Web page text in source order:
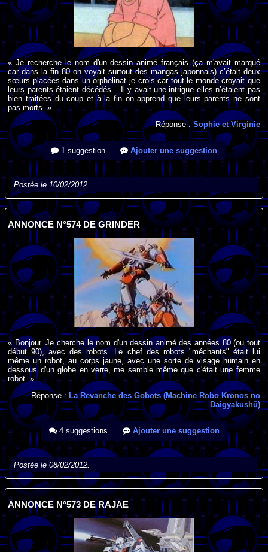
« Je recherche le nom d'un dessin animé français (ça m'avait marqué
car dans la fin 80 on voyait surtout des mangas japonnais) c’était deux
sœurs placées dans un orphelinat je crois car tout le monde croyait que
leurs parents étaient décédés... Il y avait une intrigue elles n’étaient pas
bien traitées du coup et à la fin on apprend que leurs parents ne sont
pas morts. »
Réponse :Sophie et Virginie
1 suggestion Ajouter une suggestion
Postée le 10/02/2012.
ANNONCE N°574 DE GRINDER
« Bonjour. Je cherche le nom d'un dessin animé des années 80 (ou tout
début 90), avec des robots. Le chef des robots "méchants" était lui
même un robot, au corps jaune, avec une sorte de visage humain en
dessous d'un globe en verre, me semble même que c'était une femme
robot. »
Réponse :La Revanche des Gobots (Machine Robo Kronos no
Daigyakushû)
4 suggestions Ajouter une suggestion
Postée le 08/02/2012.
ANNONCE N°573 DE RAJAE